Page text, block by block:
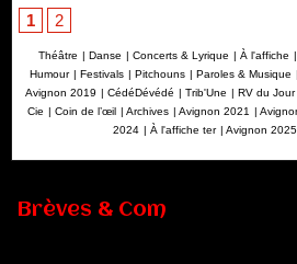
1
2
Théâtre | Danse | Concerts & Lyrique | À l'affiche |
Humour | Festivals | Pitchouns | Paroles & Musique |
Avignon 2019 | CédéDévédé | Trib'Une | RV du Jour
Cie | Coin de l’œil | Archives | Avignon 2021 |
2024 | À l'affiche ter | Avignon 2025
Brèves & Com